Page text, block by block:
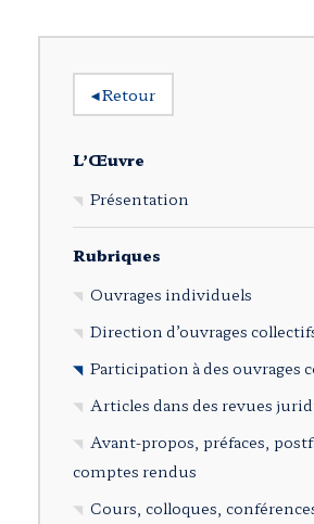
◂Retour
L’Œuvre
Présentation
Rubriques
Ouvrages individuels
Direction d’ouvrages
Participation à des ouvrages
Articles dans des revues
Avant-propos, préfaces,
comptes rendus
Cours, colloques,